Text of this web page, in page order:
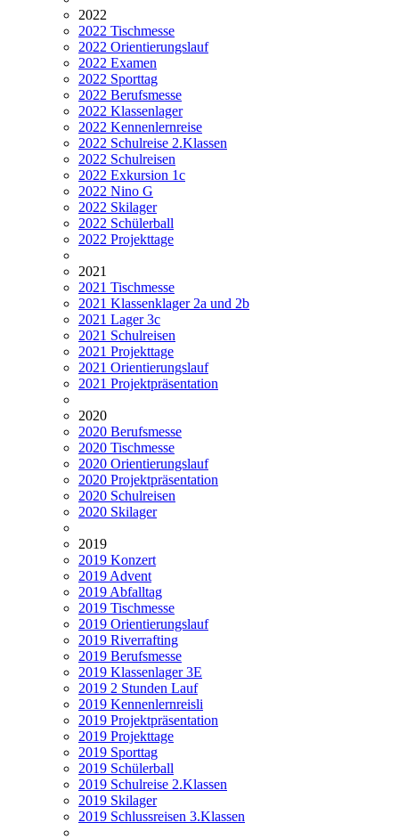
2022
2022 Tischmesse
2022 Orientierungslauf
2022 Examen
2022 Sporttag
2022 Berufsmesse
2022 Klassenlager
2022 Kennenlernreise
2022 Schulreise 2.Klassen
2022 Schulreisen
2022 Exkursion 1c
2022 Nino G
2022 Skilager
2022 Schülerball
2022 Projekttage
2021
2021 Tischmesse
2021 Klassenklager 2a und 2b
2021 Lager 3c
2021 Schulreisen
2021 Projekttage
2021 Orientierungslauf
2021 Projektpräsentation
2020
2020 Berufsmesse
2020 Tischmesse
2020 Orientierungslauf
2020 Projektpräsentation
2020 Schulreisen
2020 Skilager
2019
2019 Konzert
2019 Advent
2019 Abfalltag
2019 Tischmesse
2019 Orientierungslauf
2019 Riverrafting
2019 Berufsmesse
2019 Klassenlager 3E
2019 2 Stunden Lauf
2019 Kennenlernreisli
2019 Projektpräsentation
2019 Projekttage
2019 Sporttag
2019 Schülerball
2019 Schulreise 2.Klassen
2019 Skilager
2019 Schlussreisen 3.Klassen